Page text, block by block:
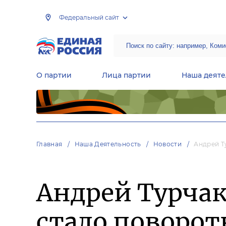
Федеральный сайт
О партии Лица партии Наша
Главная Наша Деятельность Новости Андрей
Андрей